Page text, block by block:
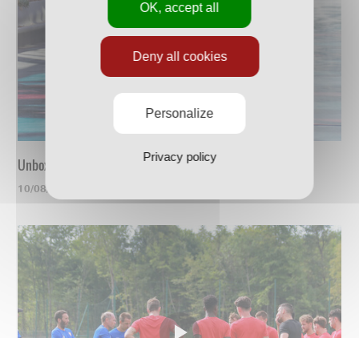
Unboxing du nouveau maillot
10/08/2023
OK, accept all
Deny all cookies
Personalize
Privacy policy